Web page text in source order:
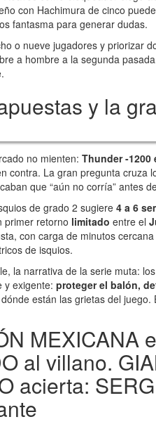
con Hachimura de cinco
fantasma para generar dudas.
o nueve jugadores y priorizar
a hombre a la segunda
y la
no mienten: Thunder -1200
contra. La gran pregunta cruza
que “aún no corría” antes
de grado 2 sugiere4 a 6
primer retorno limitado entre el
con carga de minutos
de isquios.
la narrativa de la serie muta:
y exigente: proteger el balón,
están las grietas del
MEXICANA
al villano.
acierta: